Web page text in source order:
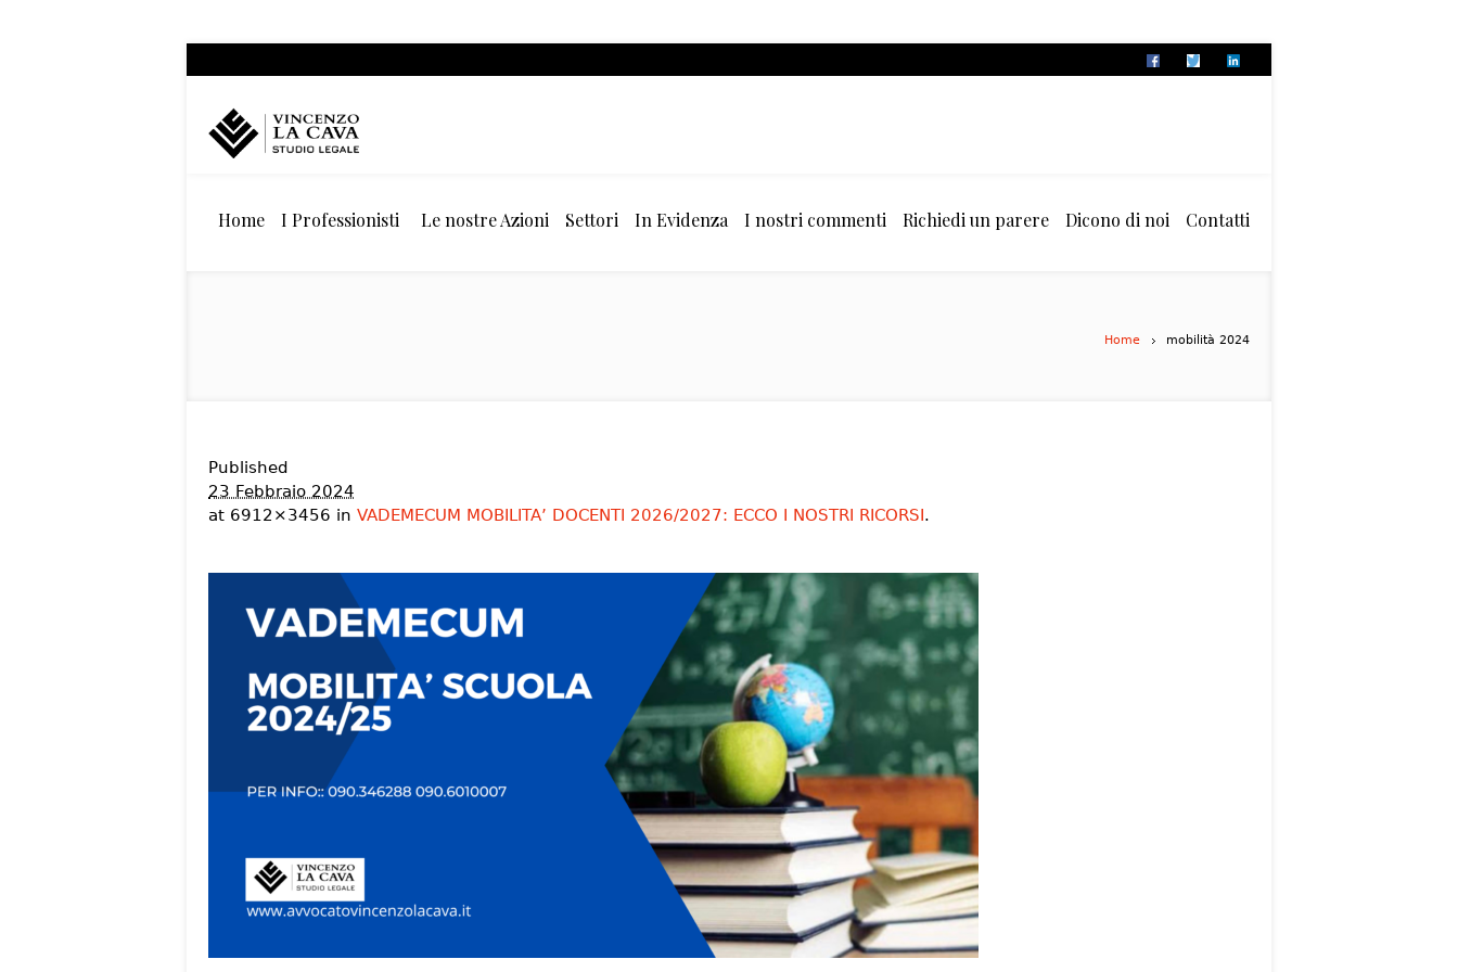
Home I Professionisti Le nostre Azioni Settori In Evidenza I nostri commenti Richiedi un parere Dicono di noi Contatti
Home mobilità 2024
Published
23 Febbraio 2024
at 6912×3456 in VADEMECUM MOBILITA’ DOCENTI 2026/2027: ECCO I NOSTRI RICORSI.